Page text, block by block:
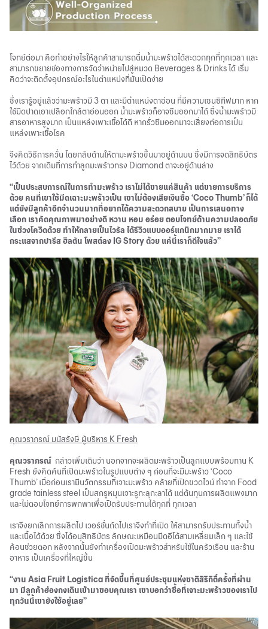
โจทย์ต่อมา คือทำอย่างไรให้ลูกค้าสามารถดื่มน้ำมะพร้าวได้สะดวกทุกที่ทุกเวลา และ
สามารถขยายช่องทางการจัดจำหน่ายไปสู่หมวด Beverages & Drinks ได้ เริ่ม
คิดว่าจะติดตั้งอุปกรณ์อะไรในตำแหน่งที่มันเปิดง่าย
ซึ่งเรารู้อยู่แล้วว่ามะพร้าวมี 3 ตา และมีตำแหน่งตาอ่อน ที่มีความเซนซิทีฟมาก หาก
ใช้มีดปาดเอาเปลือกใกล้ตาอ่อนออก น้ำมะพร้าวก็อาจซึมออกมาได้ ซึ่งน้ำมะพร้าวมี
สารอาหารสูงมาก เป็นแหล่งเพาะเชื้อได้ดี หากรั่วซึมออกมาจะเสี่ยงต่อการเป็น
แหล่งเพาะเชื้อโรค
จึงคิดวิธีการควั่น โดยกลับด้านให้ตามะพร้าวขึ้นมาอยู่ด้านบน ซึ่งมีการจดสิทธิบัตร
ไว้ด้วย จากเดิมที่การทำลูกมะพร้าวทรง Diamond ตาจะอยู่ด้านล่าง
“เป็นประสบการณ์ในการทำมะพร้าว เราไม่ได้ขายแค่สินค้า แต่ขายการบริการ
ด้วย คนที่เขาใช้มีดเฉาะมะพร้าวเป็น เขาไม่ต้องเสียเงินซื้อ ‘Coco Thumb’ ก็ได้
แต่ยังมีลูกค้าอีกจำนวนมากที่อยากได้ความสะดวกสบาย เป็นการเสนอทาง
เลือก เราคัดคุณภาพมาอย่างดี หวาน หอม อร่อย ตอบโจทย์ด้านความปลอดภัย
ในช่วงโควิดด้วย ทำให้กลายเป็นไวรัล ได้รีวิวแบบออร์แกนิกมากมาย เราได้
กระแสจากปารีส ฮิลตัน โพสต์ลง IG Story ด้วย แค่นี้เราก็ดีใจแล้ว”
คุณวราภรณ์ มนัสรังษี ผู้บริหาร K Fresh
คุณวราภรณ์ กล่าวเพิ่มเติมว่า นอกจากจะผลิตมะพร้าวเป็นลูกแบบพร้อมทาน K
Fresh ยังคิดค้นที่เปิดมะพร้าวในรูปแบบต่าง ๆ ก่อนที่จะมีมะพร้าว ‘Coco
Thumb’ เมื่อก่อนเรามีนวัตกรรมที่เจาะมะพร้าว คล้ายที่เปิดขวดไวน์ ทำจาก Food
grade tainless steel เป็นสกรูหมุนเจาะรูทะลุกะลาได้ แต่ต้นทุนการผลิตแพงมาก
และไม่ตอบโจทย์การพกพาเพื่อเปิดรับประทานได้ทุกที่ ทุกเวลา
เราจึงยกเลิกการผลิตไป เวอร์ชั่นถัดไปเราจึงทำที่เปิด ให้สามารถรับประทานทั้งน้ำ
และเนื้อได้ด้วย ซึ่งได้อนุสิทธิบัตร ลักษณะเหมือนมีดอีโต้สามเหลี่ยมเล็ก ๆ และใช้
ค้อนช่วยตอก หลังจากนั้นยังทำเครื่องเปิดมะพร้าวสำหรับใช้ในครัวเรือน และร้าน
อาหาร เป็นเครื่องที่ใหญ่ขึ้น
“งาน Asia Fruit Logistica ที่จัดขึ้นที่ศูนย์ประชุมแห่งชาติสิริกิติ์ครั้งที่ผ่าน
มา มีลูกค้าฮ่องกงเดินเข้ามาขอบคุณเรา เขาบอกว่าซื้อที่เจาะมะพร้าวของเราไป
ทุกวันนี้เขายังใช้อยู่เลย”